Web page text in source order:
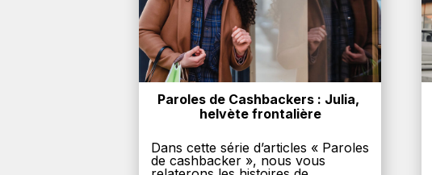
Paroles de Cashbackers : Julia,
helvète frontalière
Dans cette série d’articles « Paroles
de cashbacker », nous vous